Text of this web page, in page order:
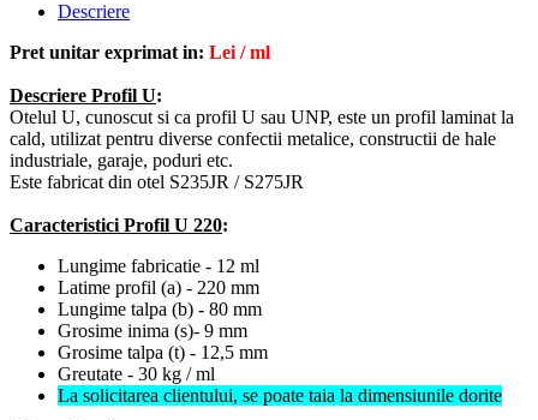
Descriere
Pret unitar exprimat in: Lei / ml
Descriere Profil U:
Otelul U, cunoscut si ca profil U sau UNP, este un profil laminat la
cald, utilizat pentru diverse confectii metalice, constructii de hale
industriale, garaje, poduri etc.
Este fabricat din otel S235JR / S275JR
Caracteristici Profil U 220:
Lungime fabricatie - 12 ml
Latime profil (a) - 220 mm
Lungime talpa (b) - 80 mm
Grosime inima (s)- 9 mm
Grosime talpa (t) - 12,5 mm
Greutate - 30 kg / ml
La solicitarea clientului, se poate taia la dimensiunile dorite